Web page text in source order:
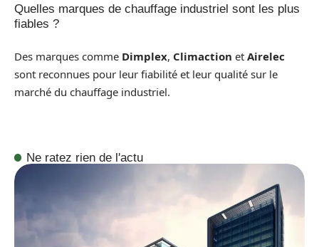
Quelles marques de chauffage industriel sont les plus
fiables ?
Des marques comme Dimplex, Climaction et Airelec
sont reconnues pour leur fiabilité et leur qualité sur le
marché du chauffage industriel.
Ne ratez rien de l'actu